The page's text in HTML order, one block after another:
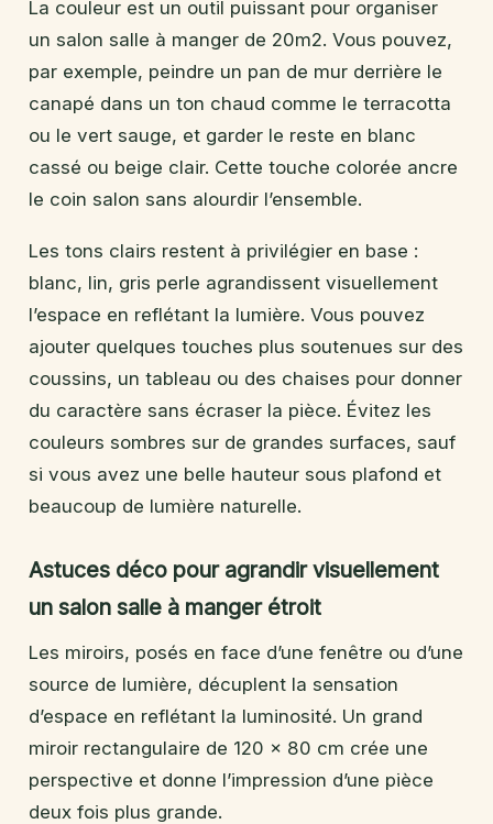
La couleur est un outil puissant pour organiser
un salon salle à manger de 20m2. Vous pouvez,
par exemple, peindre un pan de mur derrière le
canapé dans un ton chaud comme le terracotta
ou le vert sauge, et garder le reste en blanc
cassé ou beige clair. Cette touche colorée ancre
le coin salon sans alourdir l’ensemble.
Les tons clairs restent à privilégier en base :
blanc, lin, gris perle agrandissent visuellement
l’espace en reflétant la lumière. Vous pouvez
ajouter quelques touches plus soutenues sur des
coussins, un tableau ou des chaises pour donner
du caractère sans écraser la pièce. Évitez les
couleurs sombres sur de grandes surfaces, sauf
si vous avez une belle hauteur sous plafond et
beaucoup de lumière naturelle.
Astuces déco pour agrandir visuellement
un salon salle à manger étroit
Les miroirs, posés en face d’une fenêtre ou d’une
source de lumière, décuplent la sensation
d’espace en reflétant la luminosité. Un grand
miroir rectangulaire de 120 x 80 cm crée une
perspective et donne l’impression d’une pièce
deux fois plus grande.